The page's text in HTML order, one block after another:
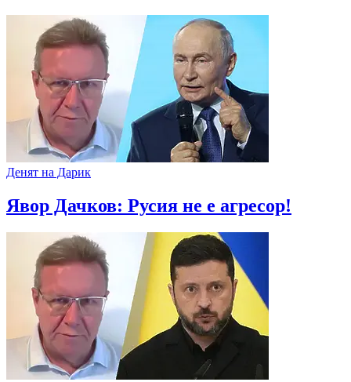
Денят на Дарик
Явор Дачков: Русия не е агресор!